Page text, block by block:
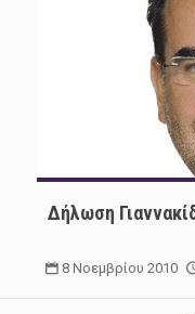
Δήλωση
8 Νοεμβρίου 2010